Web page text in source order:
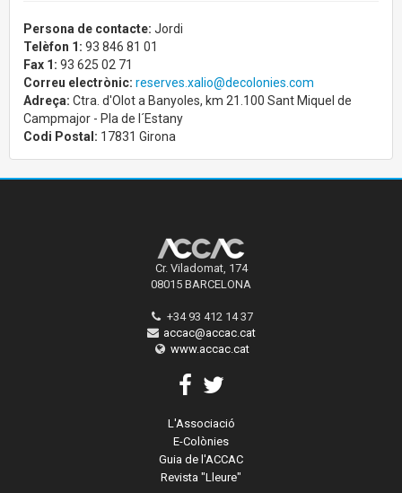
Persona de contacte: Jordi
Telèfon 1: 93 846 81 01
Fax 1: 93 625 02 71
Correu electrònic: reserves.xalio@decolonies.com
Adreça: Ctra. d'Olot a Banyoles, km 21.100 Sant Miquel de
Campmajor - Pla de l´Estany
Codi Postal: 17831 Girona
Cr. Viladomat, 174
08015 BARCELONA
+34 93 412 14 37
accac@accac.cat
www.accac.cat
L'Associació
E-Colònies
Guia de l'ACCAC
Revista "Lleure"